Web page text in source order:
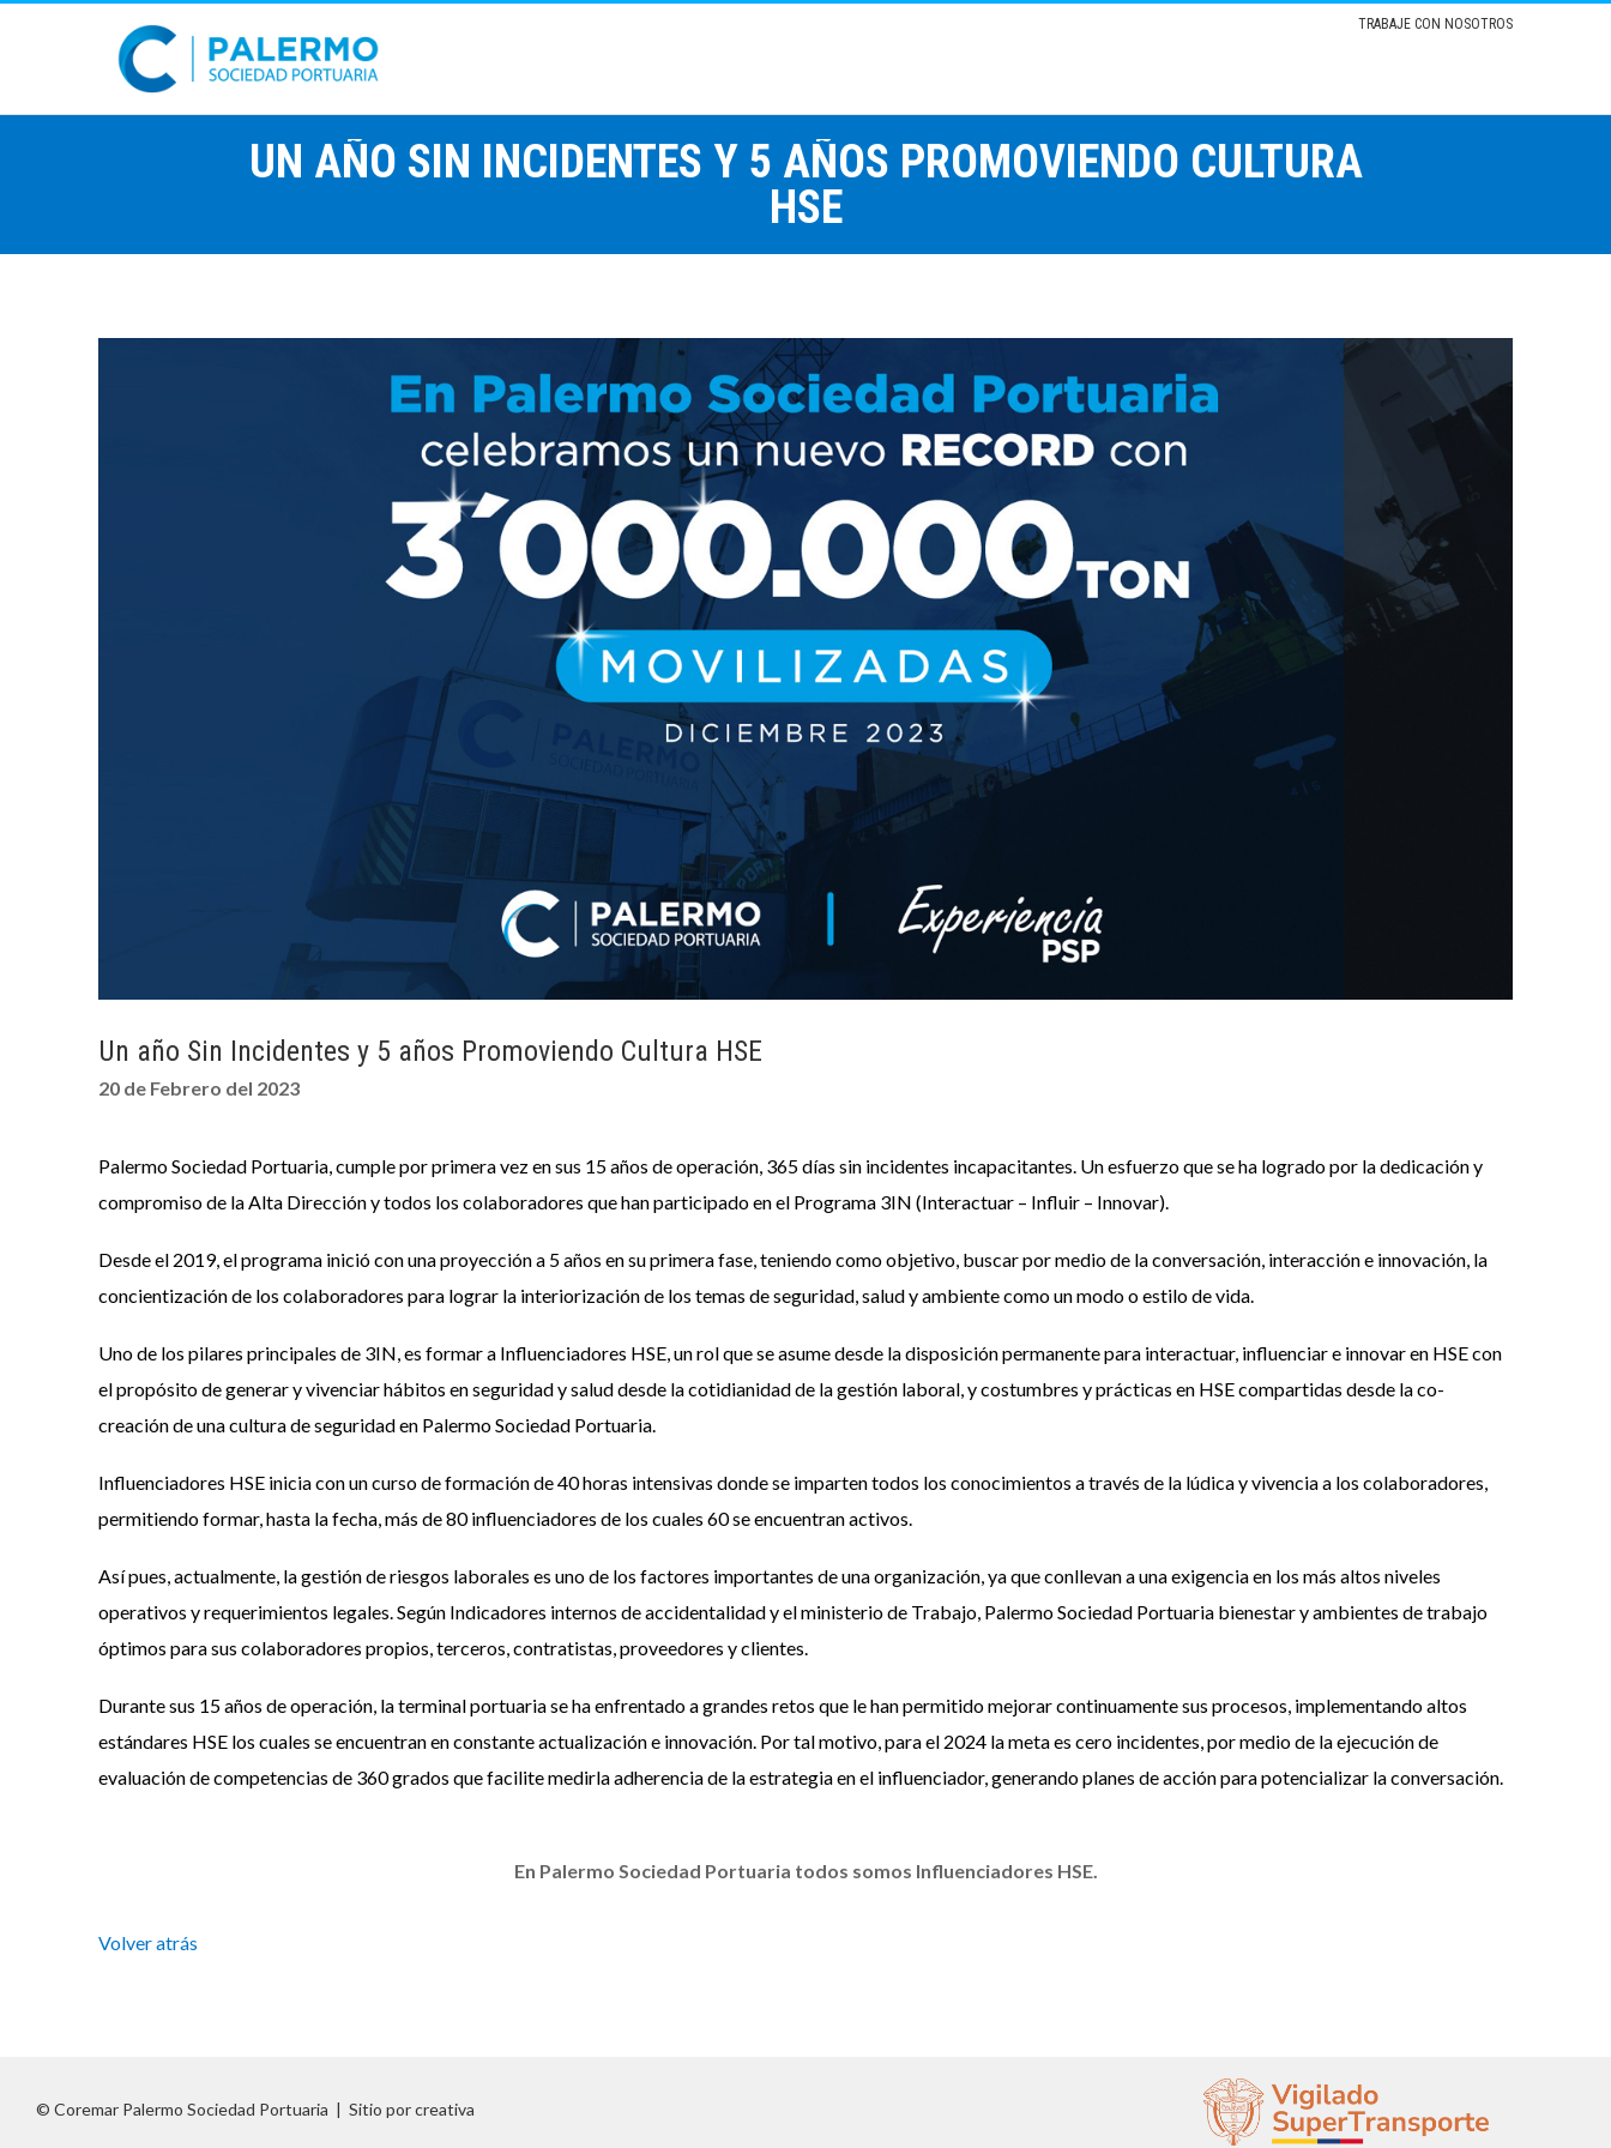
TRABAJE CON NOSOTROS
UN AÑO SIN INCIDENTES Y 5 AÑOS PROMOVIENDO CULTURA
HSE
Un año Sin Incidentes y 5 años Promoviendo Cultura HSE
20 de Febrero del 2023
Palermo Sociedad Portuaria, cumple por primera vez en sus 15 años de operación, 365 días sin incidentes incapacitantes. Un esfuerzo que se ha logrado por la dedicación y
compromiso de la Alta Dirección y todos los colaboradores que han participado en el Programa 3IN (Interactuar – Influir – Innovar).
Desde el 2019, el programa inició con una proyección a 5 años en su primera fase, teniendo como objetivo, buscar por medio de la conversación, interacción e innovación, la
concientización de los colaboradores para lograr la interiorización de los temas de seguridad, salud y ambiente como un modo o estilo de vida.
Uno de los pilares principales de 3IN, es formar a Influenciadores HSE, un rol que se asume desde la disposición permanente para interactuar, influenciar e innovar en HSE con
el propósito de generar y vivenciar hábitos en seguridad y salud desde la cotidianidad de la gestión laboral, y costumbres y prácticas en HSE compartidas desde la co-
creación de una cultura de seguridad en Palermo Sociedad Portuaria.
Influenciadores HSE inicia con un curso de formación de 40 horas intensivas donde se imparten todos los conocimientos a través de la lúdica y vivencia a los colaboradores,
permitiendo formar, hasta la fecha, más de 80 influenciadores de los cuales 60 se encuentran activos.
Así pues, actualmente, la gestión de riesgos laborales es uno de los factores importantes de una organización, ya que conllevan a una exigencia en los más altos niveles
operativos y requerimientos legales. Según Indicadores internos de accidentalidad y el ministerio de Trabajo, Palermo Sociedad Portuaria bienestar y ambientes de trabajo
óptimos para sus colaboradores propios, terceros, contratistas, proveedores y clientes.
Durante sus 15 años de operación, la terminal portuaria se ha enfrentado a grandes retos que le han permitido mejorar continuamente sus procesos, implementando altos
estándares HSE los cuales se encuentran en constante actualización e innovación. Por tal motivo, para el 2024 la meta es cero incidentes, por medio de la ejecución de
evaluación de competencias de 360 grados que facilite medirla adherencia de la estrategia en el influenciador, generando planes de acción para potencializar la conversación.
En Palermo Sociedad Portuaria todos somos Influenciadores HSE.
Volver atrás
© Coremar Palermo Sociedad Portuaria | Sitio por creativa